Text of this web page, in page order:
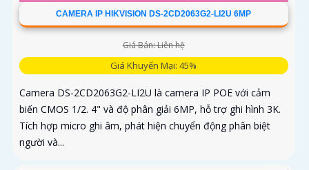
CAMERA IP HIKVISION DS-2CD2063G2-LI2U 6MP
Giá Bán: Liên hệ
Giá Khuyến Mại: 45%
Camera DS-2CD2063G2-LI2U là camera IP POE với cảm
biến CMOS 1/2. 4" và độ phân giải 6MP, hỗ trợ ghi hình 3K.
Tích hợp micro ghi âm, phát hiện chuyển động phân biệt
người và...